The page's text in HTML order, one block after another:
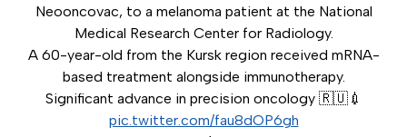
Neooncovac, to a melanoma patient at the National
Medical Research Center for Radiology.
A 60-year-old from the Kursk region received mRNA-
based treatment alongside immunotherapy.
Significant advance in precision oncology 🇷🇺💉
pic.twitter.com/fau8dOP6gh